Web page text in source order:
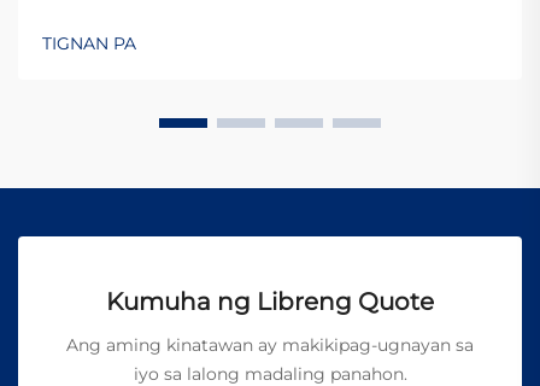
TIGNAN PA
Kumuha ng Libreng Quote
Ang aming kinatawan ay makikipag-ugnayan sa
iyo sa lalong madaling panahon.